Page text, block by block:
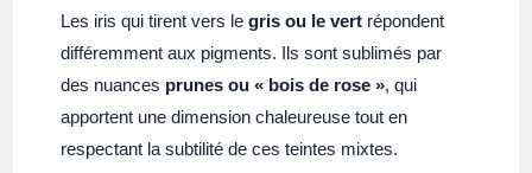
Les iris qui tirent vers legris ou le vert répondent
différemment aux pigments. Ils sont sublimés par
des nuances prunes ou « bois de rose », qui
apportent une dimension chaleureuse tout en
respectant la subtilité de ces teintes mixtes.